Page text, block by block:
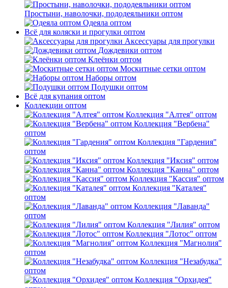
Простыни, наволочки, пододеяльники оптом
Одеяла оптом
Всё для коляски и прогулки оптом
Аксессуары для прогулки
Дождевики оптом
Клеёнки оптом
Москитные сетки оптом
Наборы оптом
Подушки оптом
Всё для купания оптом
Коллекции оптом
Коллекция "Алтея" оптом
Коллекция "Вербена"
оптом
Коллекция "Гардения"
оптом
Коллекция "Иксия" оптом
Коллекция "Канна" оптом
Коллекция "Кассия" оптом
Коллекция "Каталея"
оптом
Коллекция "Лаванда"
оптом
Коллекция "Лилия" оптом
Коллекция "Лотос" оптом
Коллекция "Магнолия"
оптом
Коллекция "Незабудка"
оптом
Коллекция "Орхидея"